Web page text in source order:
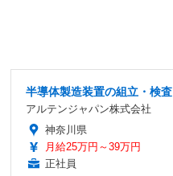
半導体製造装置の組立・検査
アルテンジャパン株式会社
神奈川県
月給25万円～39万円
正社員